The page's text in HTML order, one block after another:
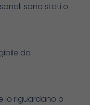
sono stati o
da
lo riguardano o